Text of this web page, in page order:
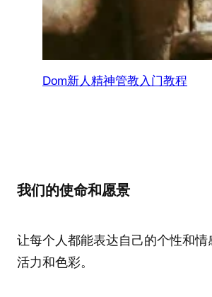
Dom新人精神管教入门教程
我们的使命和愿景
让每个人都能表达自己的个性和情
活力和色彩。